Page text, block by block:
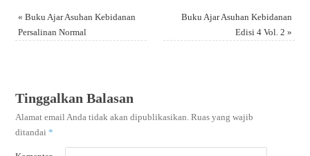
« Buku Ajar Asuhan Kebidanan
Persalinan Normal
Buku Ajar Asuhan Kebidanan
Edisi 4 Vol. 2»
Tinggalkan Balasan
Alamat email Anda tidak akan dipublikasikan. Ruas yang wajib
ditandai *